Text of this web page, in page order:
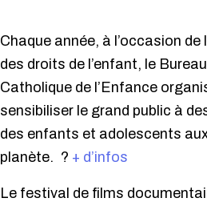
Chaque année, à l’occasion
des droits de l’enfant, le
Catholique de l’Enfance
sensibiliser le grand public à
des enfants et adolescents
planète. ? + d’infos
Le festival de films